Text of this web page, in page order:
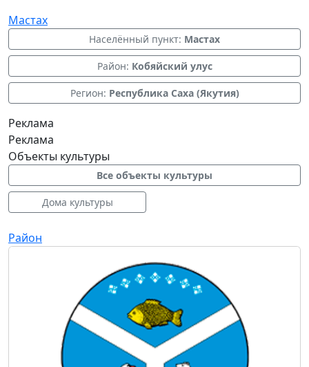
Мастах
Населённый пункт: Мастах
Район: Кобяйский улус
Регион: Республика Саха (Якутия)
Реклама
Реклама
Объекты культуры
Все объекты культуры
Дома культуры
Район